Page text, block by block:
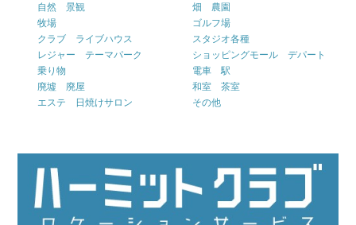
自然 景観
畑 農園
牧場
ゴルフ場
クラブ ライブハウス
スタジオ各種
レジャー テーマパーク
ショッピングモール デパート
乗り物
電車 駅
廃墟 廃屋
和室 茶室
エステ 日焼けサロン
その他